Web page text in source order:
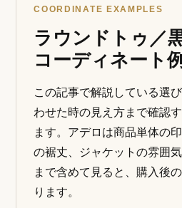
大事な予定の前に
っているか確認する
商談、面接、結婚式など日
は、欠品や配送待ちが一番
モデルがある場合は、早め